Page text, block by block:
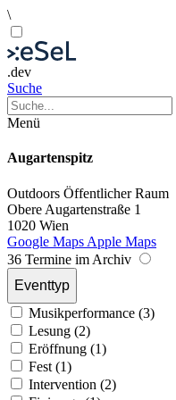
\
.dev
Suche
Menü
Augartenspitz
Outdoors Öffentlicher Raum
Obere Augartenstraße 1
1020 Wien
Google Maps Apple Maps
36 Termine im Archiv
Eventtyp
Musikperformance (3)
Lesung (2)
Eröffnung (1)
Fest (1)
Intervention (2)